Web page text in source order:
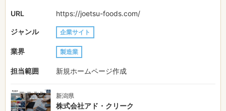
URL https://joetsu-foods.com/
ジャンル 企業サイト
業界 製造業
担当範囲 新規ホームページ作成
新潟県
株式会社アド・クリーク